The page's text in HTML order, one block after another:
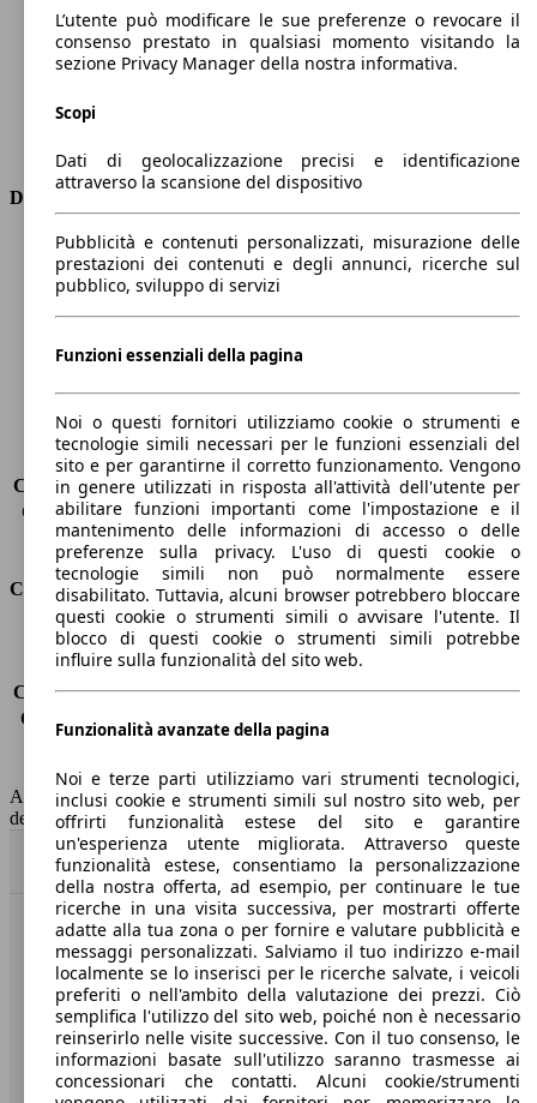
Coppia
320 nm
Cilindrata
1598 ccm
Carburante
Diesel
Trasmissione
Dimensioni
Lunghezza
4350 mm
Altezza
1460 mm
Larghezza
Peso massimo
1815 kg
Sedili
5
Carico sul tetto
-
Capacità di traino (senza freni) -
Capacità di traino (con freni)
1300 kg
Volume del bagagliaio
350 - 1150 l
Consumi
Emissioni di CO2*
103 g/km (komb.)
Consumo (urbano)
5.0 l/100km
Consumo (extra-urbano) 3.5 l/100km
Consumo (combinato)*
3.9 l/100km
Capacità del serbatoio
60 l
AutoScout24 non si assume alcuna responsabilità per la correttezza
dei dati.
Torna su
Benvenuti su AutoScout24, il mercato auto europeo.
Società
A proposito di AutoScout24
Stampa
L’utente può modificare le sue preferenze o revocare il
consenso prestato in qualsiasi momento visitando la
sezione Privacy Manager della nostra informativa.
Scopi
Dati di geolocalizzazione precisi e identificazione
attraverso la scansione del dispositivo
Pubblicità e contenuti personalizzati, misurazione delle
prestazioni dei contenuti e degli annunci, ricerche sul
pubblico, sviluppo di servizi
Funzioni essenziali della pagina
Noi o questi fornitori utilizziamo cookie o strumenti e
tecnologie simili necessari per le funzioni essenziali del
sito e per garantirne il corretto funzionamento. Vengono
in genere utilizzati in risposta all'attività dell'utente per
abilitare funzioni importanti come l'impostazione e il
mantenimento delle informazioni di accesso o delle
preferenze sulla privacy. L'uso di questi cookie o
tecnologie simili non può normalmente essere
disabilitato. Tuttavia, alcuni browser potrebbero bloccare
questi cookie o strumenti simili o avvisare l'utente. Il
blocco di questi cookie o strumenti simili potrebbe
influire sulla funzionalità del sito web.
Funzionalità avanzate della pagina
Noi e terze parti utilizziamo vari strumenti tecnologici,
inclusi cookie e strumenti simili sul nostro sito web, per
offrirti funzionalità estese del sito e garantire
un'esperienza utente migliorata. Attraverso queste
funzionalità estese, consentiamo la personalizzazione
della nostra offerta, ad esempio, per continuare le tue
ricerche in una visita successiva, per mostrarti offerte
adatte alla tua zona o per fornire e valutare pubblicità e
messaggi personalizzati. Salviamo il tuo indirizzo e-mail
localmente se lo inserisci per le ricerche salvate, i veicoli
preferiti o nell'ambito della valutazione dei prezzi. Ciò
semplifica l'utilizzo del sito web, poiché non è necessario
reinserirlo nelle visite successive. Con il tuo consenso, le
informazioni basate sull'utilizzo saranno trasmesse ai
concessionari che contatti. Alcuni cookie/strumenti